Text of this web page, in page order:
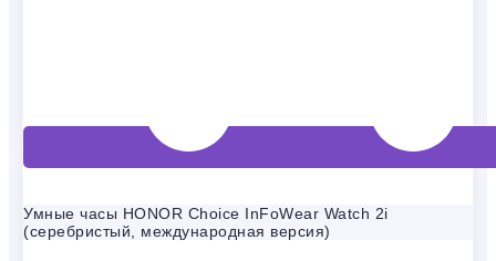
Умные часы HONOR Choice InFoWear Watch 2i
(серебристый, международная версия)